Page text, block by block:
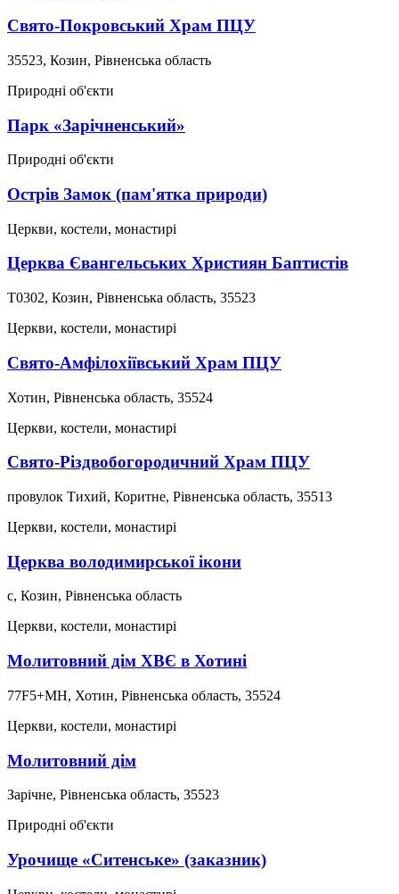
Свято-Покровський Храм ПЦУ
35523, Козин, Рівненська область
Природні об'єкти
Парк «Зарічненський»
Природні об'єкти
Острів Замок (пам'ятка природи)
Церкви, костели, монастирі
Церква Євангельських Християн Баптистів
Т0302, Козин, Рівненська область, 35523
Церкви, костели, монастирі
Свято-Амфілохіївський Храм ПЦУ
Хотин, Рівненська область, 35524
Церкви, костели, монастирі
Свято-Різдвобогородичний Храм ПЦУ
провулок Тихий, Коритне, Рівненська область, 35513
Церкви, костели, монастирі
Церква володимирської ікони
с, Козин, Рівненська область
Церкви, костели, монастирі
Молитовний дім ХВЄ в Хотині
77F5+MH, Хотин, Рівненська область, 35524
Церкви, костели, монастирі
Молитовний дім
Зарічне, Рівненська область, 35523
Природні об'єкти
Урочище «Ситенське» (заказник)